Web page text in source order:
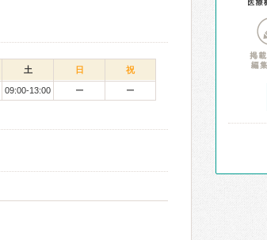
土 日 祝
09:00-13:00 ー ー